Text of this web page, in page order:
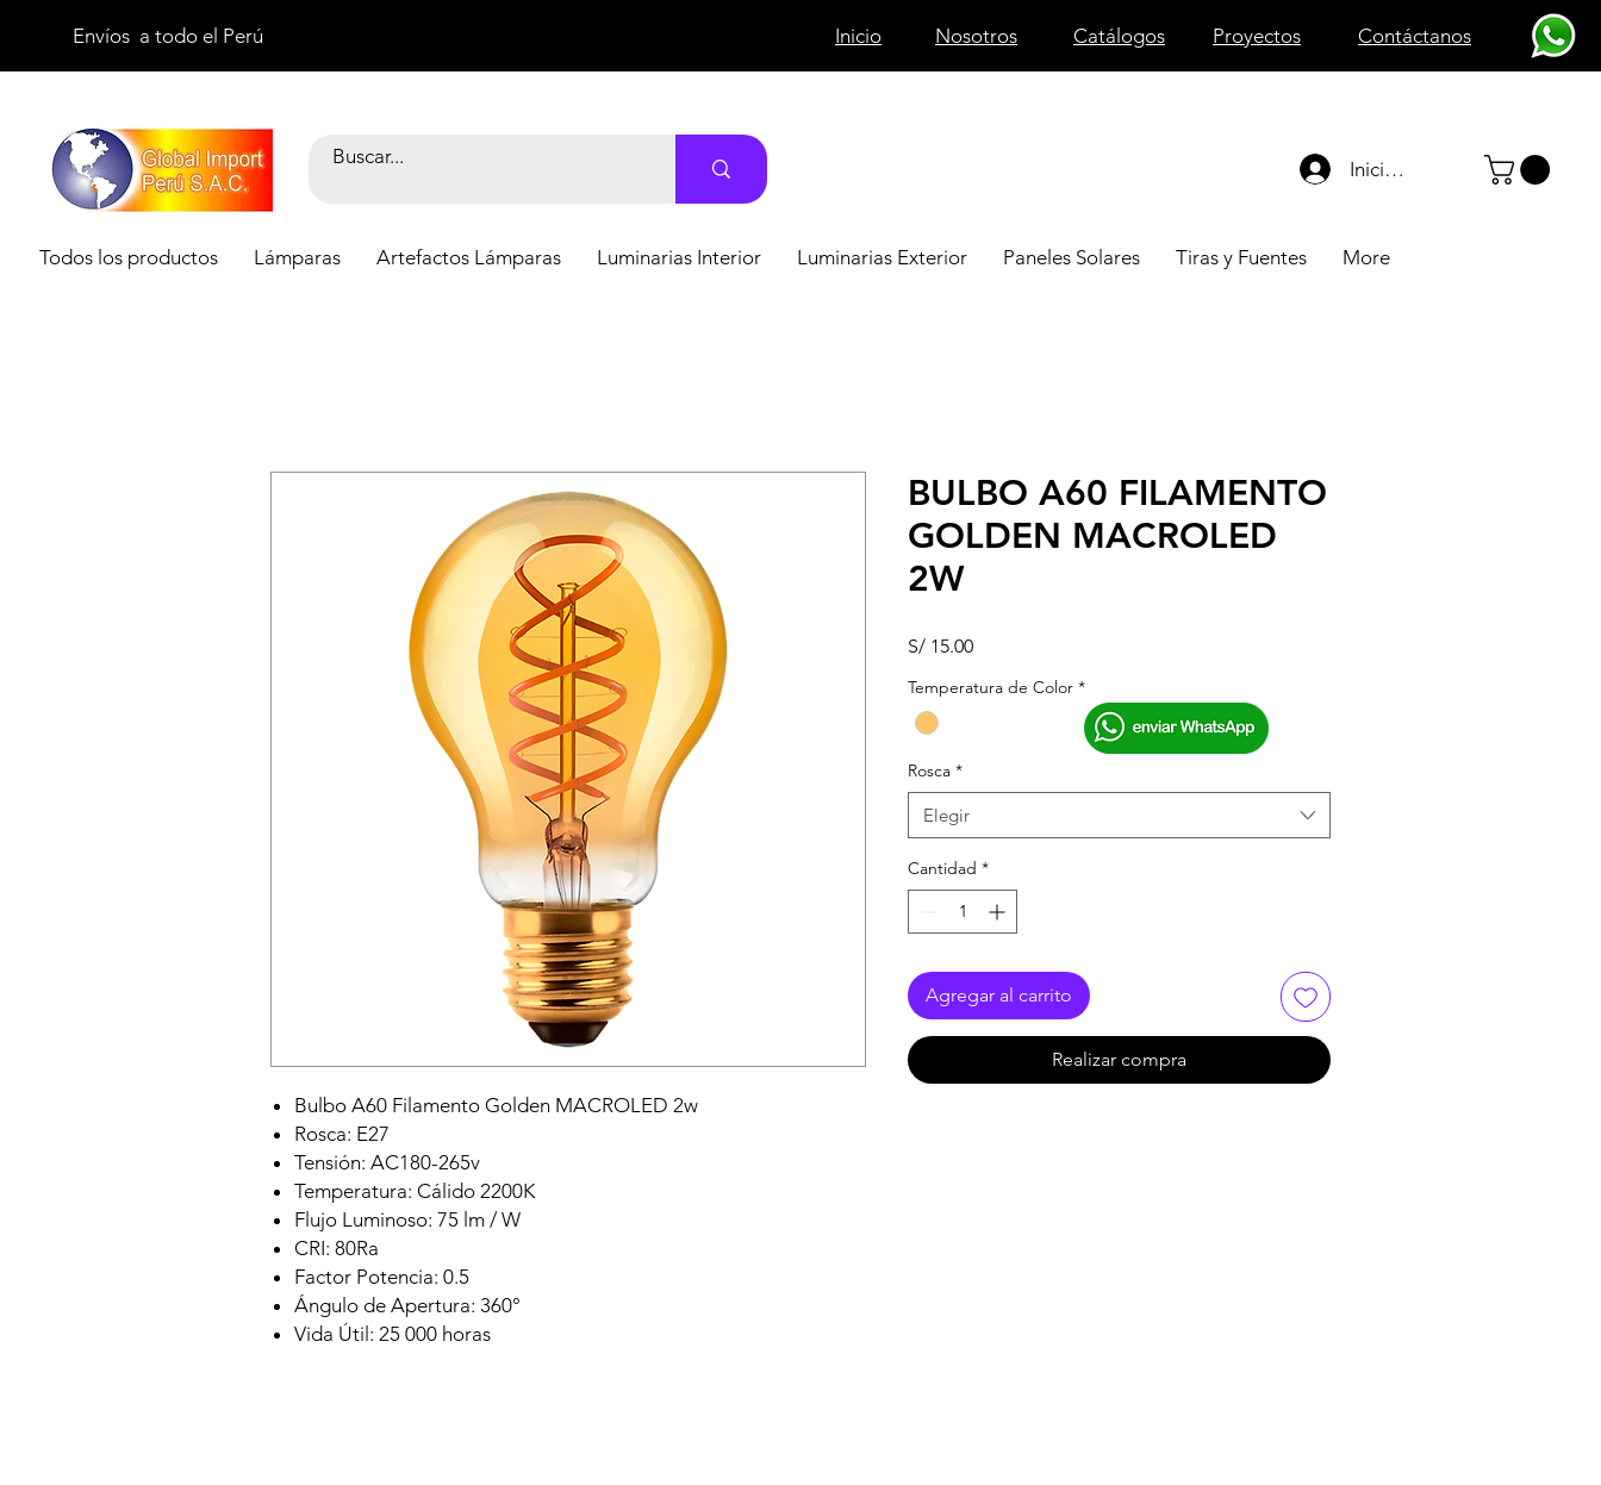
Envíos a todo el Perú Inicio Nosotros Catálogos Proyectos Contáctanos
Todos los productos Lámparas Artefactos Lámparas Luminarias Interior Luminarias Exterior Paneles Solares Tiras y Fuentes More
Iniciar sesión
Bulbo A60 Filamento Golden MACROLED 2w
Rosca: E27
Tensión: AC180-265v
Temperatura: Cálido 2200K
Flujo Luminoso: 75 lm / W
CRI: 80Ra
Factor Potencia: 0.5
Ángulo de Apertura: 360°
Vida Útil: 25 000 horas
BULBO A60 FILAMENTO
GOLDEN MACROLED
2W
S/ 15.00Precio
Temperatura de Color *
Rosca *
Elegir
Cantidad *
Agregar al carrito
Realizar compra